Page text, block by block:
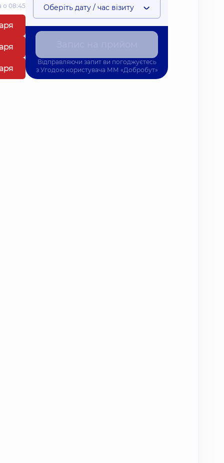
о 08:45 Оберіть дату / час візиту
Відправляючи запит ви погоджуєтесь
з Угодою користувача ММ «Добробут»